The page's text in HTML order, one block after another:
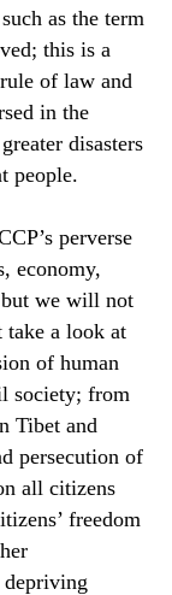
as the term
this is a
of law and
in the
disasters
people.
perverse
economy,
we will not
take a look at
of human
society; from
Tibet and
persecution of
all citizens
freedom